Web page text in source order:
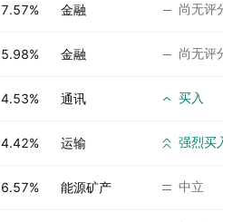
7.57% 金融 尚无评分
5.98% 金融 尚无评分
4.53% 通讯 买入
4.42% 运输 强烈买入
6.57% 能源矿产 中立